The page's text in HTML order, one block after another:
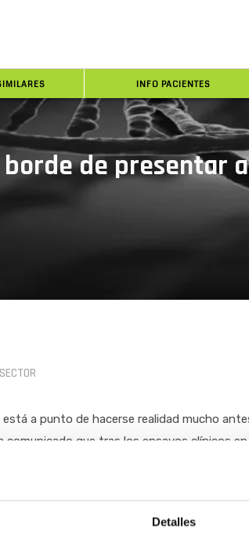
Detalles
INFO PACIENTES
de presentar
a punto de hacerse realidad mucho
que tras los ensayos clínicos
de AbbVie, se encuentra a las puertas de
Unidos y Europa. En concreto, la
y perfil de seguridad similar entre BI
lo que este fármaco biosimilar se